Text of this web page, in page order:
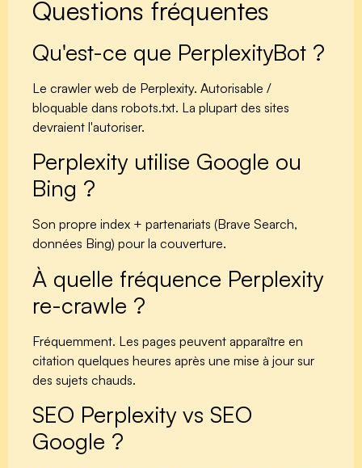
Questions fréquentes
Qu'est-ce que PerplexityBot ?
Le crawler web de Perplexity. Autorisable /
bloquable dans robots.txt. La plupart des sites
devraient l'autoriser.
Perplexity utilise Google ou
Bing ?
Son propre index + partenariats (Brave Search,
données Bing) pour la couverture.
À quelle fréquence Perplexity
re-crawle ?
Fréquemment. Les pages peuvent apparaître en
citation quelques heures après une mise à jour sur
des sujets chauds.
SEO Perplexity vs SEO
Google ?